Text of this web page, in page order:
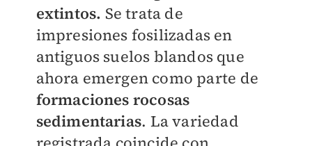
extintos. Se trata de
impresiones fosilizadas en
antiguos suelos blandos que
ahora emergen como parte de
formaciones rocosas
sedimentarias. La variedad